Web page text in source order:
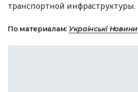
транспортной инфраструктуры.
По материалам: Українські Новини